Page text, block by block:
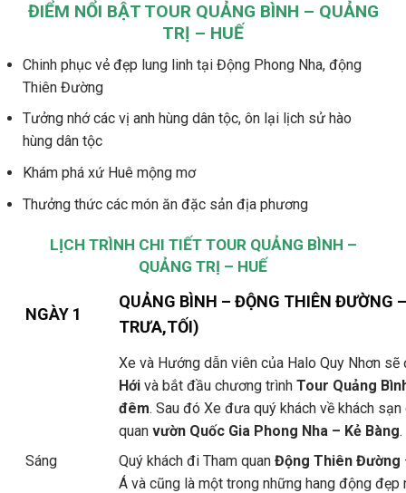
ĐIỂM NỔI BẬT TOUR QUẢNG BÌNH – QUẢNG
TRỊ – HUẾ
Chinh phục vẻ đẹp lung linh tại Động Phong Nha, động
Thiên Đường
Tưởng nhớ các vị anh hùng dân tộc, ôn lại lịch sử hào
hùng dân tộc
Khám phá xứ Huê mộng mơ
Thưởng thức các món ăn đặc sản địa phương
LỊCH TRÌNH CHI TIẾT TOUR QUẢNG BÌNH –
QUẢNG TRỊ – HUẾ
NGÀY 1
QUẢNG BÌNH – ĐỘNG THIÊN ĐƯỜNG
TRƯA,TỐI)
Sáng
Xe và Hướng dẫn viên của Halo Quy Nhơn
Hới và bắt đầu chương trình Tour Quảng
đêm. Sau đó Xe đưa quý khách về khách
quan vườn Quốc Gia Phong Nha – Kẻ Bàng.
Quý khách đi Tham quan Động Thiên Đường
Á và cũng là một trong những hang động